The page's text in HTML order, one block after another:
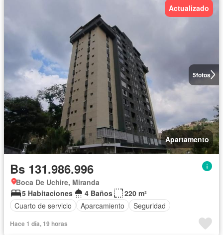
5fotos
Actualizado
Apartamento
Bs 131.986.996
Boca De Uchire, Miranda
5 Habitaciones
4 Baños
220 m²
Cuarto de servicio
Aparcamiento Seguridad
Hace 1 día, 19 horas